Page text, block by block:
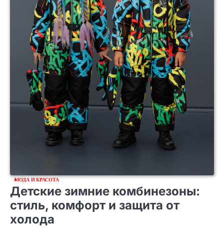
МОДА И КРАСОТА
Детские зимние комбинезоны:
стиль, комфорт и защита от
холода